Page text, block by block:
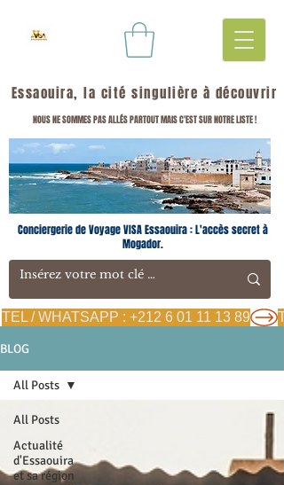
Essaouira, la cité singulière à découvrir
NOUS NE SOMMES PAS ALLÉS PARTOUT MAIS C'EST SUR NOTRE LISTE !
TEL / WHATSAPP : +212 6 01 11 13 89
Conciergerie de Voyage VISA Essaouira : L'accès secret à
Mogador.
BLOG
All Posts
Actualité
d'Essaouira
et sa région
All Posts